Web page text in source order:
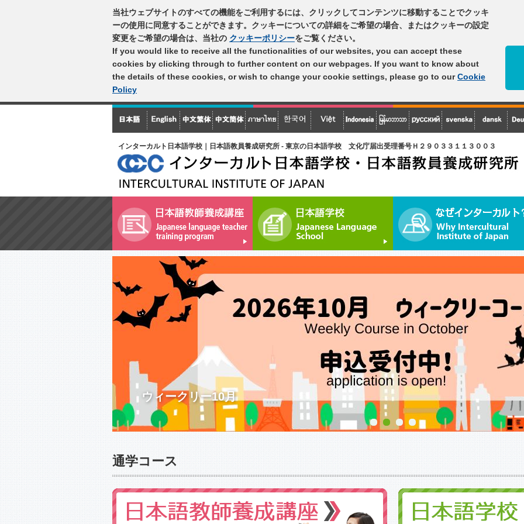
当社ウェブサイトのすべての機能をご利用するには、クリックしてコンテンツに移動することでクッキ
ーの使用に同意することができます。クッキーについての詳細をご希望の場合、またはクッキーの設定
変更をご希望の場合は、当社の クッキーポリシーをご覧ください。
If you would like to receive all the functionalities of our websites, you can accept these
cookies by clicking through to further content on our webpages. If you want to know about
the details of these cookies, or wish to change your cookie settings, please go to ourCookie
Policy
インターカルト日本語学校｜日本語教員養成研究所 - 東京の日本語学校 文化庁届出受理番号Ｈ２９０３３１１３００３
ウィークリー10月
通学コース